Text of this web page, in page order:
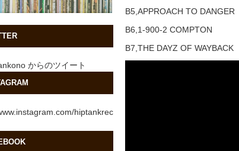
B5,APPROACH TO DANGER
B6,1-900-2 COMPTON
B7,THE DAYZ OF WAYBACK
からのツイート
hiptankrec